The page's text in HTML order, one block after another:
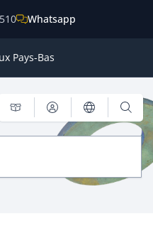
Pays-Bas
entier
Whatsapp